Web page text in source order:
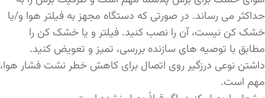
حداکثر می رساند. در صورتی که دستگاه مجهز به فیلتر هوا و/یا
خشک کن نیست، آن را نصب کنید. فیلتر و یا خشک کن را
مطابق با توصیه های سازنده بررسی، تمیز و تعویض کنید.
داشتن نوعی درزگیر روی اتصال برای کاهش خطر نشت فشار هوا،
مهم است.